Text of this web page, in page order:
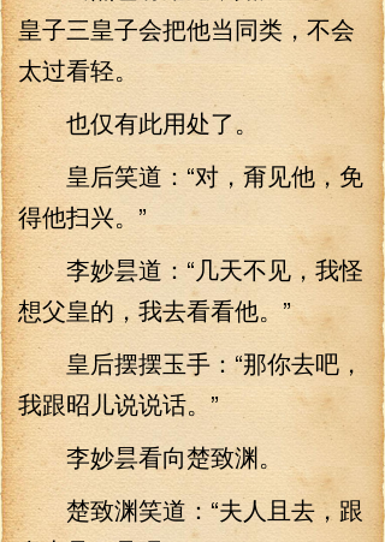
皇子三皇子会把他当同类，不会
太过看轻。
也仅有此用处了。
皇后笑道：“对，甭见他，免
得他扫兴。”
李妙昙道：“几天不见，我怪
想父皇的，我去看看他。”
皇后摆摆玉手：“那你去吧，
我跟昭儿说说话。”
李妙昙看向楚致渊。
楚致渊笑道：“夫人且去，跟